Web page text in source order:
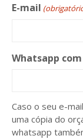
E-mail
Whatsapp com
Caso o seu e-
uma cópia do
whatsapp